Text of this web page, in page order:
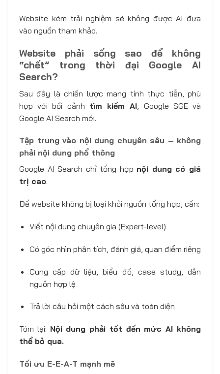
Website kém trải nghiệm sẽ không được AI đưa
vào nguồn tham khảo.
Website phải sống sao để không
“chết” trong thời đại Google AI
Search?
Sau đây là chiến lược mang tính thực tiễn, phù
hợp với bối cảnh tìm kiếm AI , Google SGE và
Google AI Search mới.
Tập trung vào nội dung chuyên sâu – không
phải nội dung phổ thông
Google AI Search chỉ tổng hợp nội dung có giá
trị cao.
Để website không bị loại khỏi nguồn tổng hợp, cần:
Viết nội dung chuyên gia (Expert-level)
Có góc nhìn phân tích, đánh giá, quan điểm riêng
Cung cấp dữ liệu, biểu đồ, case study, dẫn
nguồn hợp lệ
Trả lời câu hỏi một cách sâu và toàn diện
Tóm lại: Nội dung phải tốt đến mức AI không
thể bỏ qua.
Tối ưu E-E-A-T mạnh mẽ